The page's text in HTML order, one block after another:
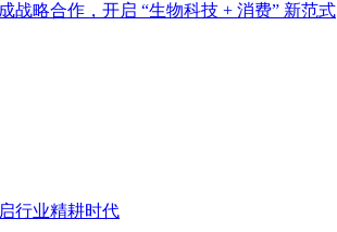
战略合作，开启 “生物科技 + 消费” 新范式